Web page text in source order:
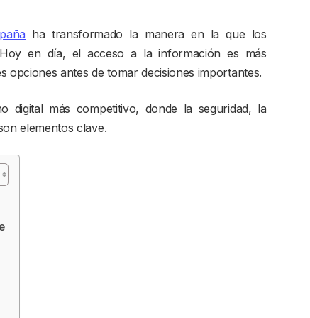
ha transformado la manera en la que los
en día, el acceso a la información es más
antes de tomar decisiones importantes.
digital más competitivo, donde la seguridad, la
elementos clave.